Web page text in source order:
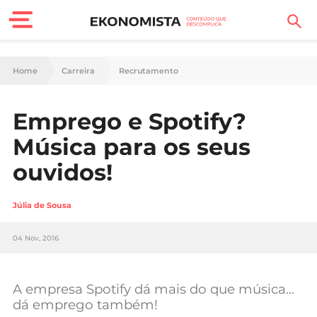
Finanças Pessoais
Carreira
Casa
Lifestyle
Sociedade
Negócios
Home Carreira Recrutamento
Emprego e Spotify?
Música para os seus
ouvidos!
Júlia de Sousa
04 Nov, 2016
A empresa Spotify dá mais do que música…
dá emprego também!